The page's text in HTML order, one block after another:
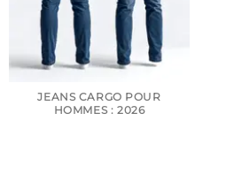
JEANS CARGO POUR
HOMMES : 2026